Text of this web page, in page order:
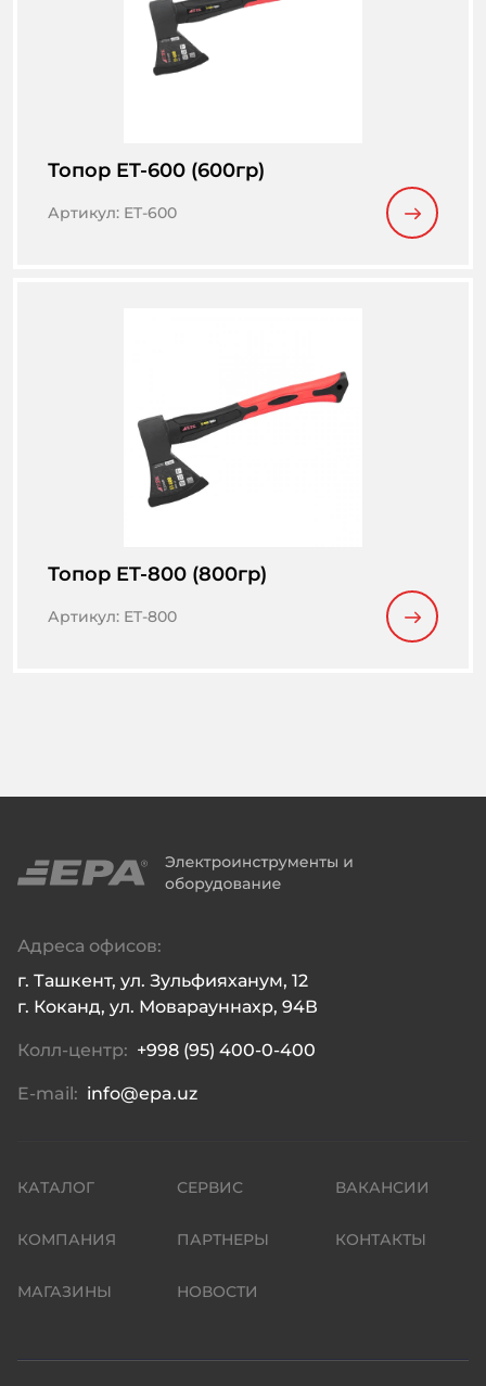
Топор ET-600 (600гр)
Артикул: ET-600
Топор ET-800 (800гр)
Артикул: ET-800
Адреса офисов:
г. Ташкент, ул. Зульфияханум, 12
г. Коканд, ул. Моварауннахр, 94В
Колл-центр: +998 (95) 400-0-400
E-mail: info@epa.uz
КАТАЛОГ
КОМПАНИЯ
МАГАЗИНЫ
СЕРВИС
ПАРТНЕРЫ
НОВОСТИ
ВАКАНСИИ
КОНТАКТЫ